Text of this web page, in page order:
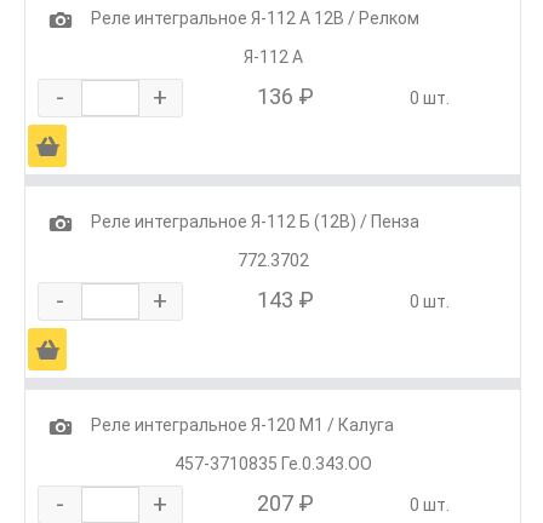
1
Реле интегральное Я-112 А 12В / Релком
Я-112 А
- + 136 ₽ 0 шт.
Ä
1
Реле интегральное Я-112 Б (12В) / Пенза
772.3702
- + 143 ₽ 0 шт.
Ä
1
Реле интегральное Я-120 М1 / Калуга
457-3710835 Ге.0.343.ОО
- + 207 ₽ 0 шт.